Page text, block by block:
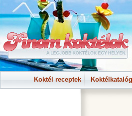
Koktél receptek